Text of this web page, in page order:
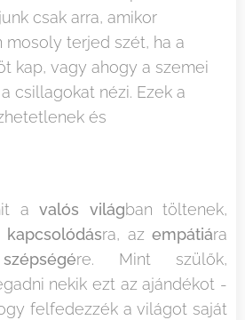
csak arra, amikor
mosoly terjed szét, ha a
kap, vagy ahogy a szemei
csillagokat nézi. Ezek a
és
a valós világban töltenek,
kapcsolódásra, azempátiára
re. Mint szülők,
nekik ezt az ajándékot -
felfedezzék a világot saját